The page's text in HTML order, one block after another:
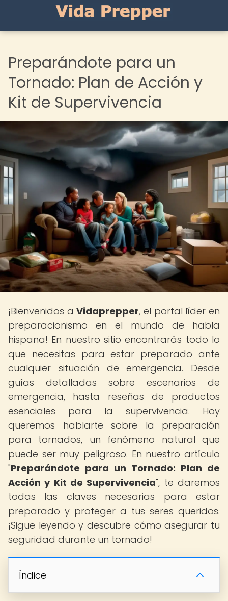
Preparándote para un
Tornado: Plan de Acción y
Kit de Supervivencia
¡Bienvenidos aVidaprepper, el portal líder en
preparacionismo en el mundo de habla
hispana! En nuestro sitio encontrarás todo lo
que necesitas para estar preparado ante
cualquier situación de emergencia. Desde
guías detalladas sobre escenarios de
emergencia, hasta reseñas de productos
esenciales para la supervivencia. Hoy
queremos hablarte sobre la preparación
para tornados, un fenómeno natural que
puede ser muy peligroso. En nuestro artículo
"Preparándote para un Tornado: Plan de
Acción y Kit de Supervivencia", te daremos
todas las claves necesarias para estar
preparado y proteger a tus seres queridos.
¡Sigue leyendo y descubre cómo asegurar tu
seguridad durante un tornado!
Índice